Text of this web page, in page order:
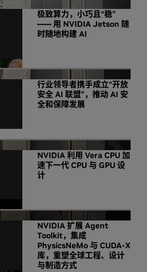
极致算力，小巧且“稳”
—— 用 NVIDIA Jetson 随
时随地构建 AI
行业领导者携手成立“开放
安全 AI 联盟”，推动 AI 安
全和保障发展
NVIDIA 利用 Vera CPU 加
速下一代 CPU 与 GPU 设
计
NVIDIA 扩展 Agent
Toolkit，集成
PhysicsNeMo 与 CUDA-X
库，重塑全球工程、设计
与制造方式